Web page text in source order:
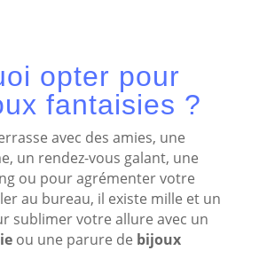
opter pour
fantaisies ?
avec des amies, une
un rendez-vous galant, une
ou pour agrémenter votre
au bureau, il existe mille et un
sublimer votre allure avec un
ou une parure de bijoux